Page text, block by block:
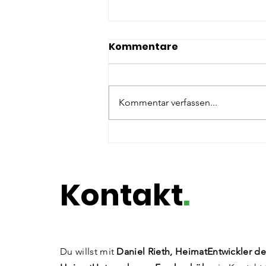
Kommentare
Kommentar verfassen...
Kontakt.
Du willst mit Daniel Rieth, HeimatEntwickler